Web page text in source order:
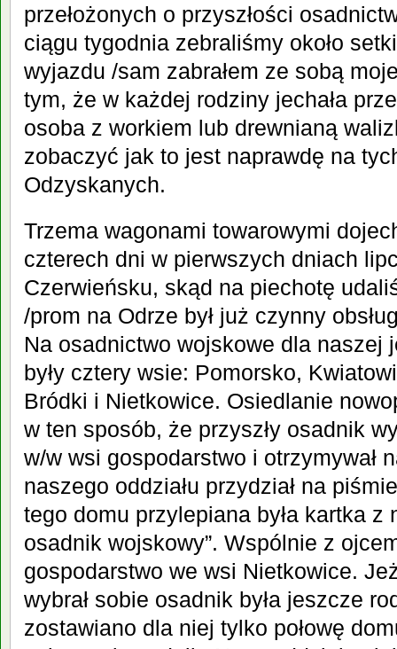
przełożonych o przyszłości
ciągu tygodnia zebraliśmy około
wyjazdu /sam zabrałem ze sobą
tym, że w każdej rodziny jechała
osoba z workiem lub drewnianą
zobaczyć jak to jest naprawdę na
Odzyskanych.
Trzema wagonami towarowymi
czterech dni w pierwszych dniach
Czerwieńsku, skąd na piechotę
/prom na Odrze był już czynny
Na osadnictwo wojskowe dla naszej
były cztery wsie: Pomorsko,
Bródki i Nietkowice. Osiedlanie
w ten sposób, że przyszły osadnik
w/w wsi gospodarstwo i otrzymywał
naszego oddziału przydział na
tego domu przylepiana była kartka z
osadnik wojskowy”. Wspólnie z
gospodarstwo we wsi Nietkowice.
wybrał sobie osadnik była jeszcze
zostawiano dla niej tylko połowę